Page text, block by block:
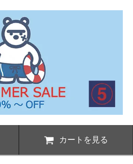
カートを見る